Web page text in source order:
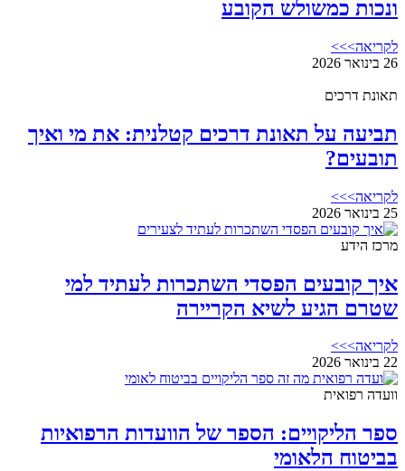
ונכות כמשולש הקובע
לקריאה>>>
26 בינואר 2026
תאונת דרכים
תביעה על תאונת דרכים קטלנית: את מי ואיך
תובעים?
לקריאה>>>
25 בינואר 2026
מרכז הידע
איך קובעים הפסדי השתכרות לעתיד למי
שטרם הגיע לשיא הקריירה
לקריאה>>>
22 בינואר 2026
וועדה רפואית
ספר הליקויים: הספר של הוועדות הרפואיות
בביטוח הלאומי